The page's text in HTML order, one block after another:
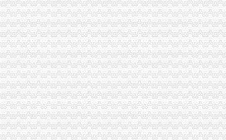
深圳登报,阿拉登报,挂失,营业执照登报,公司注销,税务
代办解除税务非正常注销_代办公司吊销注销
如何把公司吊销转为正常公司注销程序如下-注销--网站点评--好网
江苏南京代理公司企业注销_公司注销代理-中介代理-*一金融网
怎么办理公司注销注销公司的流程公司执照被吊销了怎么办-广东深圳
2016年公司注销流程及费用
公司注销,注销公司流程及费用,商务签证代办,签证办理流程,食品
渝中区虎头岩
渝中区虎头岩片区协信阿卡迪亚商铺出售,渝中大坪总部城月租6800小
现房！现房！渝中区虎头岩揽江雅苑小洋房在售！,渝中区经纬大道虎
高九路.虎头岩_渝中区租房_渝房网
重庆渝中区虎头岩社区办理低保是每月的1-10号吗？-爱问知识人
【7图】（出售）渝中区虎头岩协信品质小区精装两房,重庆渝中大坪